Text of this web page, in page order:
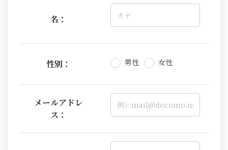
名：
性別： 男性 女性
メールアドレ
ス：